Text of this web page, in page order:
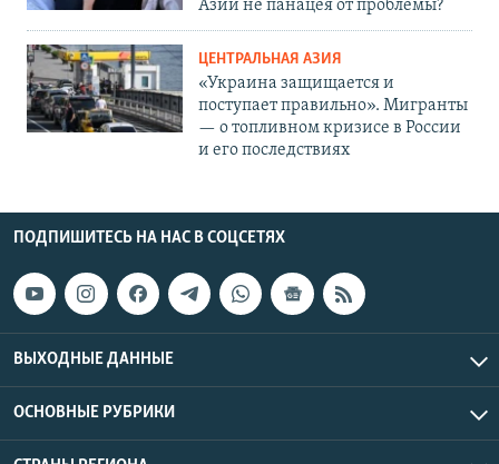
Азии не панацея от проблемы?
ЦЕНТРАЛЬНАЯ АЗИЯ
«Украина защищается и
поступает правильно». Мигранты
— о топливном кризисе в России
и его последствиях
ПОДПИШИТЕСЬ НА НАС В СОЦСЕТЯХ
ВЫХОДНЫЕ ДАННЫЕ
ОСНОВНЫЕ РУБРИКИ